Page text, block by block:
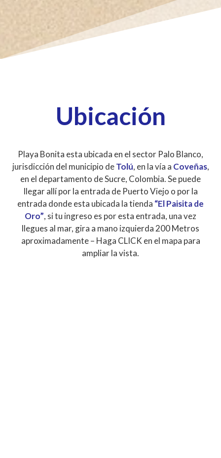
Ubicación
Playa Bonita esta ubicada en el sector Palo Blanco,
jurisdicción del municipio deTolú, en la vía a Coveñas,
en el departamento de Sucre, Colombia. Se puede
llegar allí por la entrada de Puerto Viejo o por la
entrada donde esta ubicada la tienda “El Paisita de
Oro”, si tu ingreso es por esta entrada, una vez
llegues al mar, gira a mano izquierda 200 Metros
aproximadamente – Haga CLICK en el mapa para
ampliar la vista.